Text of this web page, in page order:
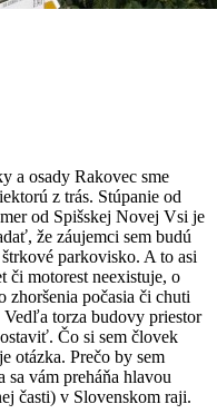
a osady Rakovec sme
z trás. Stúpanie od
od Spišskej Novej Vsi je
že záujemci sem budú
parkovisko. A to asi
či motorest neexistuje, o
zhoršenia počasia či chuti
torza budovy priestor
Čo si sem človek
otázka. Prečo by sem
vám preháňa hlavou
časti) v Slovenskom raji.